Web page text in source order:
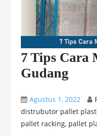
7 Tips Cara
Gudang
Agustus 1, 2022
distrubutor pallet
pallet racking, pallet